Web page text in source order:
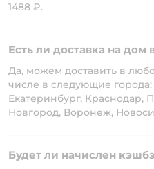
1488 ₽.
Есть ли доставка на дом
Да, можем доставить в
числе в следующие
Екатеринбург,
Новгород, Воронеж,
Будет ли начислен